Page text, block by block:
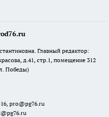
Главный редактор:
д.41, стр.1, помещение 312
Победы)
, pro@pg76.ru